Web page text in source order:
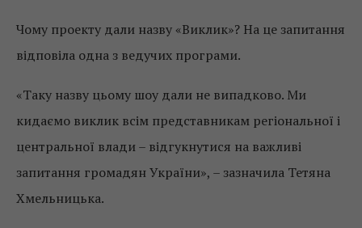
Чому проекту дали назву «Виклик»? На це запитання
відповіла одна з ведучих програми.
«Таку назву цьому шоу дали не випадково. Ми
кидаємо виклик всім представникам регіональної і
центральної влади – відгукнутися на важливі
запитання громадян України», – зазначила Тетяна
Хмельницька.